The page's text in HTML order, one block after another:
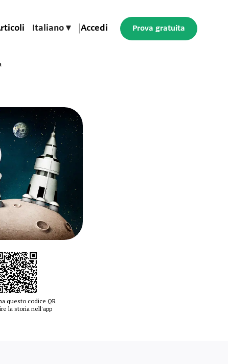
Italiano ▾ Accedi Prova gratuita
questo codice QR
la storia nell'app